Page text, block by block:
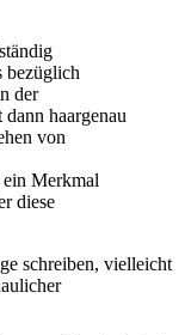
bezüglich
der
haargenau
von
ein Merkmal
diese
schreiben, vielleicht